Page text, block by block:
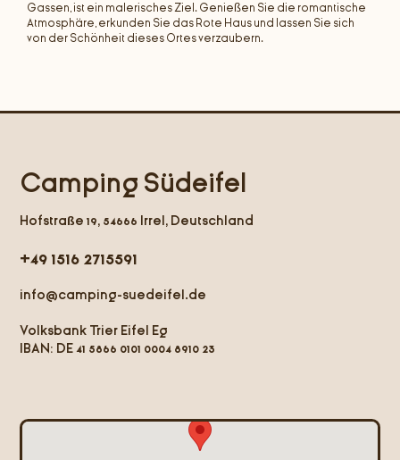
Gassen, ist ein malerisches Ziel. Genießen Sie die romantische
Atmosphäre, erkunden Sie das Rote Haus und lassen Sie sich
von der Schönheit dieses Ortes verzaubern.
Camping Südeifel
Hofstraße 19, 54666 Irrel, Deutschland
+49 1516 2715591
info@camping-suedeifel.de
Volksbank Trier Eifel Eg
IBAN: DE 41 5866 0101 0004 8910 23